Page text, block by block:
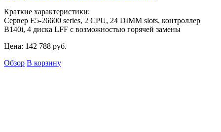
Краткие характеристики:
Сервер E5-26600 series, 2 CPU, 24 DIMM slots, контроллер
B140i, 4 диска LFF с возможностью горячей замены
Цена: 142 788 руб.
Обзор В корзину